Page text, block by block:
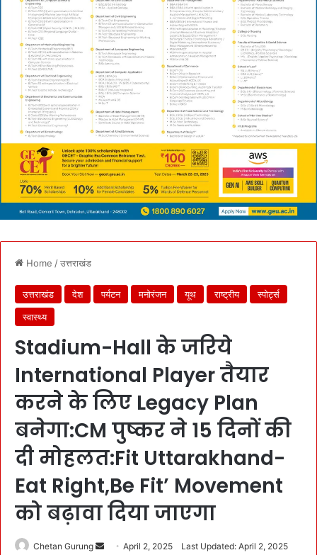
Home /उत्तराखंड
उत्तराखंड देश पर्यटन मनोरंजन यूथ राष्ट्रीय
स्पोर्ट्स
स्वास्थ्य
Stadium-Hall के जरिये
International Player तैयार
करने के लिए Legacy Plan
बनेगा:CM पुष्कर ने 15 दिनों की
दी मोहलत:Fit Uttarakhand-
Eat Right,Be Fit’ Movement
को बढ़ावा दिया जाएगा
Chetan Gurung April 2, 2025 Last Updated: April 2, 2025